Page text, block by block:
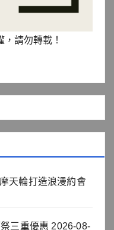
，請勿轉載！
天輪打造浪漫約會
三重優惠 2026-08-